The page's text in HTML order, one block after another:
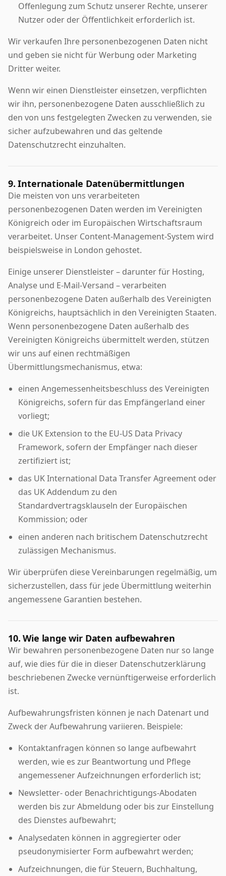
Offenlegung zum Schutz unserer Rechte, unserer
Nutzer oder der Öffentlichkeit erforderlich ist.
Wir verkaufen Ihre personenbezogenen Daten nicht
und geben sie nicht für Werbung oder Marketing
Dritter weiter.
Wenn wir einen Dienstleister einsetzen, verpflichten
wir ihn, personenbezogene Daten ausschließlich zu
den von uns festgelegten Zwecken zu verwenden, sie
sicher aufzubewahren und das geltende
Datenschutzrecht einzuhalten.
9. Internationale Datenübermittlungen
Die meisten von uns verarbeiteten
personenbezogenen Daten werden im Vereinigten
Königreich oder im Europäischen Wirtschaftsraum
verarbeitet. Unser Content-Management-System wird
beispielsweise in London gehostet.
Einige unserer Dienstleister – darunter für Hosting,
Analyse und E-Mail-Versand – verarbeiten
personenbezogene Daten außerhalb des Vereinigten
Königreichs, hauptsächlich in den Vereinigten Staaten.
Wenn personenbezogene Daten außerhalb des
Vereinigten Königreichs übermittelt werden, stützen
wir uns auf einen rechtmäßigen
Übermittlungsmechanismus, etwa:
einen Angemessenheitsbeschluss des Vereinigten
Königreichs, sofern für das Empfängerland einer
vorliegt;
die UK Extension to the EU-US Data Privacy
Framework, sofern der Empfänger nach dieser
zertifiziert ist;
das UK International Data Transfer Agreement oder
das UK Addendum zu den
Standardvertragsklauseln der Europäischen
Kommission; oder
einen anderen nach britischem Datenschutzrecht
zulässigen Mechanismus.
Wir überprüfen diese Vereinbarungen regelmäßig, um
sicherzustellen, dass für jede Übermittlung weiterhin
angemessene Garantien bestehen.
10. Wie lange wir Daten aufbewahren
Wir bewahren personenbezogene Daten nur so lange
auf, wie dies für die in dieser Datenschutzerklärung
beschriebenen Zwecke vernünftigerweise erforderlich
ist.
Aufbewahrungsfristen können je nach Datenart und
Zweck der Aufbewahrung variieren. Beispiele:
Kontaktanfragen können so lange aufbewahrt
werden, wie es zur Beantwortung und Pflege
angemessener Aufzeichnungen erforderlich ist;
Newsletter- oder Benachrichtigungs-Abodaten
werden bis zur Abmeldung oder bis zur Einstellung
des Dienstes aufbewahrt;
Analysedaten können in aggregierter oder
pseudonymisierter Form aufbewahrt werden;
Aufzeichnungen, die für Steuern, Buchhaltung,